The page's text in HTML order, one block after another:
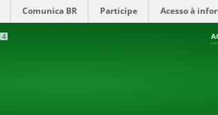
Comunica BR Participe Acesso à
4